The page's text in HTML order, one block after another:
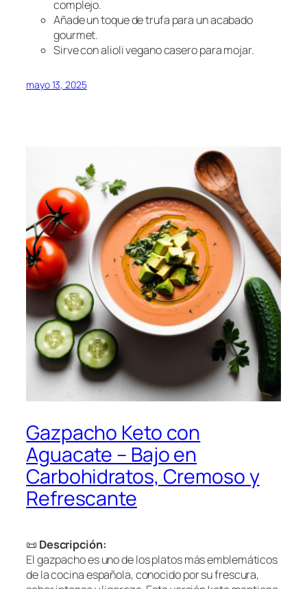
complejo.
Añade un toque de trufa para un acabado
gourmet.
Sirve con alioli vegano casero para mojar.
mayo 13, 2025
Gazpacho Keto con
Aguacate – Bajo en
Carbohidratos, Cremoso y
Refrescante
📜Descripción:
El gazpacho es uno de los platos más emblemáticos
de la cocina española, conocido por su frescura,